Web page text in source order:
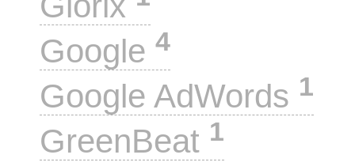
Google 4
Google AdWords 1
GreenBeat 1